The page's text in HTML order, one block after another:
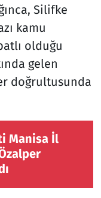
Silifke
kamu
olduğu
gelen
doğrultusunda
Manisa İl